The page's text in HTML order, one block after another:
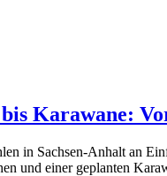
Karawane:
in Sachsen-Anhalt an
und einer geplanten